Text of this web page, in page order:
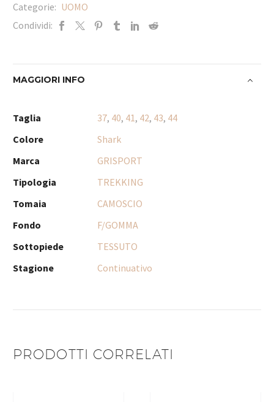
Categorie: UOMO
Condividi:
MAGGIORI INFO
Taglia 37, 40, 41, 42, 43, 44
Colore
Shark
Marca
GRISPORT
Tipologia
TREKKING
Tomaia
CAMOSCIO
Fondo
F/GOMMA
Sottopiede
TESSUTO
Stagione
Continuativo
PRODOTTI CORRELATI